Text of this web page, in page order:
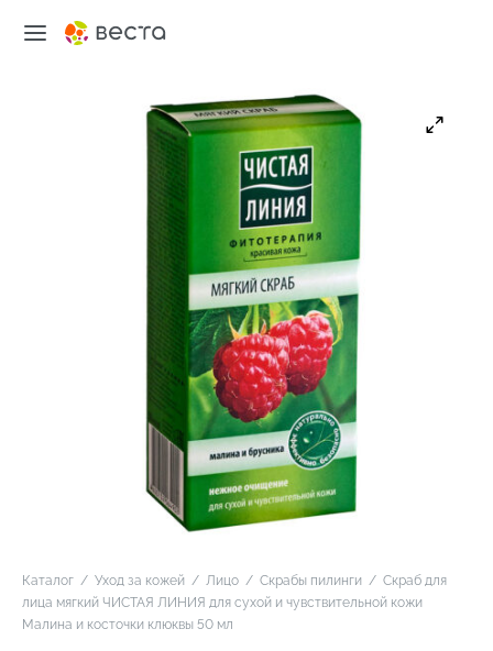
Каталог / Уход за кожей / Лицо / Скрабы пилинги / Скраб для
лица мягкий ЧИСТАЯ ЛИНИЯ для сухой и чувствительной кожи
Малина и косточки клюквы 50 мл